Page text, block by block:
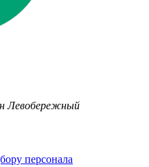
Левобережный
персонала